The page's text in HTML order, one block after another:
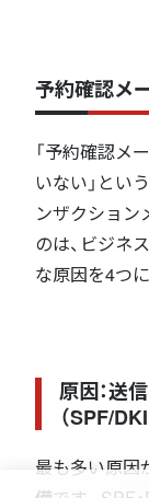
予約確認メ
「予約確認メ
いない」とい
ンザクション
のは、ビジネ
な原因を4つ
原因：送
（SPF/
最も多い原因